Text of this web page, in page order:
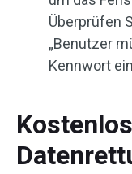
Überprüfen
„Benutzer
Kennwort